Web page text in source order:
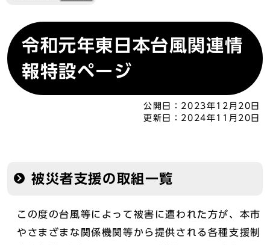
令和元年東日本台風関連情
報特設ページ
公開日： 2023年12月20日
更新日： 2024年11月20日
被災者支援の取組一覧
この度の台風等によって被害に遭われた方が、本市
やさまざまな関係機関等から提供される各種支援制